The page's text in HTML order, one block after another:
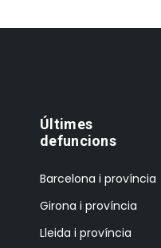
Últimes
defuncions
Barcelona i província
Girona i província
Lleida i província